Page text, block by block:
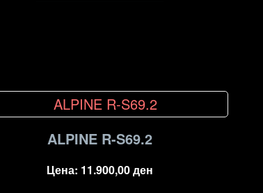
ALPINE R-S69.2
Цена: 11.900,00ден